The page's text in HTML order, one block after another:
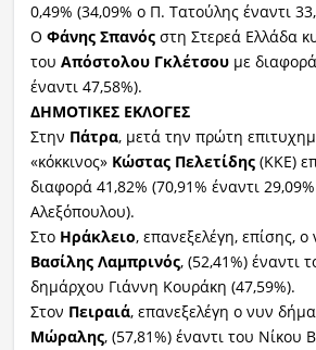
0,49% (34,09% ο Π. Τατούλης έναντι
Ο Φάνης Σπανόςστη Στερεά Ελλάδα
του Απόστολου Γκλέτσουμε διαφορά
έναντι 47,58%).
ΔΗΜΟΤΙΚΕΣ ΕΚΛΟΓΕΣ
Στην Πάτρα, μετά την πρώτη
«κόκκινος» Κώστας Πελετίδης(ΚΚΕ)
διαφορά 41,82% (70,91% έναντι
Αλεξόπουλου).
Στο Ηράκλειο, επανεξελέγη, επίσης,
Βασίλης Λαμπρινός, (52,41%) έναντι
δημάρχου Γιάννη Κουράκη (47,59%).
Στον Πειραιά, επανεξελέγη ο νυν
Μώραλης, (57,81%) έναντι του Νίκου